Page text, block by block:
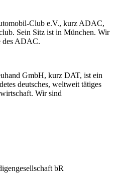
Club e.V., kurz ADAC,
Sein Sitz ist in München. Wir
des ADAC.
GmbH, kurz DAT, ist ein
deutsches, weltweit tätiges
Wir sind
bR